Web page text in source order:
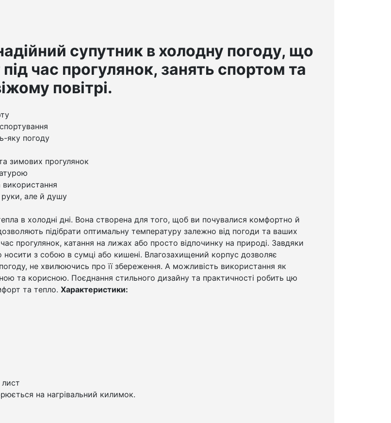
супутник в холодну погоду, що
час прогулянок, занять спортом та
повітрі.
яку погоду
зимових прогулянок
використання
руки, але й душу
в холодні дні. Вона створена для того, щоб ви почувалися комфортно й
підібрати оптимальну температуру залежно від погоди та ваших
прогулянок, катання на лижах або просто відпочинку на природі. Завдяки
носити з собою в сумці або кишені. Влагозахищений корпус дозволяє
не хвилюючись про її збереження. А можливість використання як
та корисною. Поєднання стильного дизайну та практичності робить цю
та тепло. Характеристики:
на нагрівальний килимок.